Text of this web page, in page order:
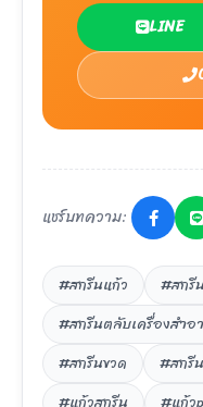
LINE
แชร์บทความ:
#สกรีนแก้ว #สกรี
#สกรีนตลับเครื่องสำอ
#สกรีนขวด
#สกรี